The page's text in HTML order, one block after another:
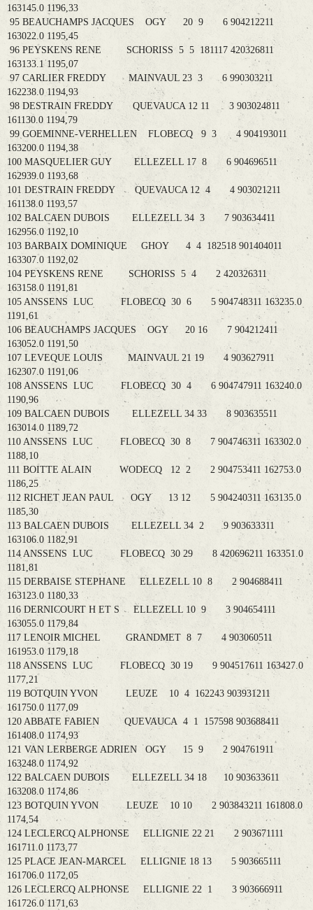
163145.0 1196,33
95 BEAUCHAMPS JACQUES OGY 20 9 6 904212211
163022.0 1195,45
96 PEYSKENS RENE SCHORISS 5 5 181117 420326811
163133.1 1195,07
97 CARLIER FREDDY MAINVAUL 23 3 6 990303211
162238.0 1194,93
98 DESTRAIN FREDDY QUEVAUCA 12 11 3 903024811
161130.0 1194,79
99 GOEMINNE-VERHELLEN FLOBECQ 9 3 4 904193011
163200.0 1194,38
100 MASQUELIER GUY ELLEZELL 17 8 6 904696511
162939.0 1193,68
101 DESTRAIN FREDDY QUEVAUCA 12 4 4 903021211
161138.0 1193,57
102 BALCAEN DUBOIS ELLEZELL 34 3 7 903634411
162956.0 1192,10
103 BARBAIX DOMINIQUE GHOY 4 4 182518 901404011
163307.0 1192,02
104 PEYSKENS RENE SCHORISS 5 4 2 420326311
163158.0 1191,81
105 ANSSENS LUC FLOBECQ 30 6 5 904748311 163235.0
1191,61
106 BEAUCHAMPS JACQUES OGY 20 16 7 904212411
163052.0 1191,50
107 LEVEQUE LOUIS MAINVAUL 21 19 4 903627911
162307.0 1191,06
108 ANSSENS LUC FLOBECQ 30 4 6 904747911 163240.0
1190,96
109 BALCAEN DUBOIS ELLEZELL 34 33 8 903635511
163014.0 1189,72
110 ANSSENS LUC FLOBECQ 30 8 7 904746311 163302.0
1188,10
111 BOITTE ALAIN WODECQ 12 2 2 904753411 162753.0
1186,25
112 RICHET JEAN PAUL OGY 13 12 5 904240311 163135.0
1185,30
113 BALCAEN DUBOIS ELLEZELL 34 2 9 903633311
163106.0 1182,91
114 ANSSENS LUC FLOBECQ 30 29 8 420696211 163351.0
1181,81
115 DERBAISE STEPHANE ELLEZELL 10 8 2 904688411
163123.0 1180,33
116 DERNICOURT H ET S ELLEZELL 10 9 3 904654111
163055.0 1179,84
117 LENOIR MICHEL GRANDMET 8 7 4 903060511
161953.0 1179,18
118 ANSSENS LUC FLOBECQ 30 19 9 904517611 163427.0
1177,21
119 BOTQUIN YVON LEUZE 10 4 162243 903931211
161750.0 1177,09
120 ABBATE FABIEN QUEVAUCA 4 1 157598 903688411
161408.0 1174,93
121 VAN LERBERGE ADRIEN OGY 15 9 2 904761911
163248.0 1174,92
122 BALCAEN DUBOIS ELLEZELL 34 18 10 903633611
163208.0 1174,86
123 BOTQUIN YVON LEUZE 10 10 2 903843211 161808.0
1174,54
124 LECLERCQ ALPHONSE ELLIGNIE 22 21 2 903671111
161711.0 1173,77
125 PLACE JEAN-MARCEL ELLIGNIE 18 13 5 903665111
161706.0 1172,05
126 LECLERCQ ALPHONSE ELLIGNIE 22 1 3 903666911
161726.0 1171,63